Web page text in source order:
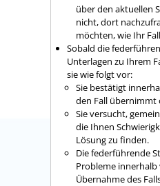
über den aktuellen
nicht, dort
möchten, wie Ihr
Sobald die
Unterlagen zu Ihrem
sie wie folgt vor:
Sie bestätigt
den Fall übernimmt
Sie versucht,
die Ihnen
Lösung zu finden.
Die federführende
Probleme innerhalb
Übernahme des